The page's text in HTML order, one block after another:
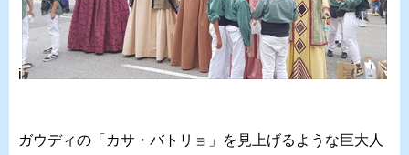
i
ガウディの「カサ・バトリョ」を見上げるような巨大人